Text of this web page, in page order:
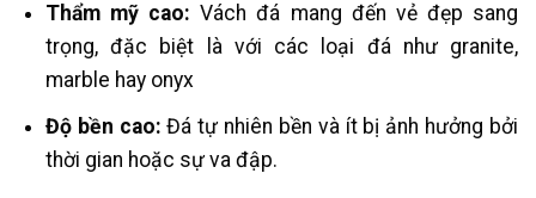
Thẩm mỹ cao:Vách đá mang đến vẻ đẹp sang
trọng, đặc biệt là với các loại đá như granite,
marble hay onyx​
Độ bền cao: Đá tự nhiên bền và ít bị ảnh hưởng bởi
thời gian hoặc sự va đập.